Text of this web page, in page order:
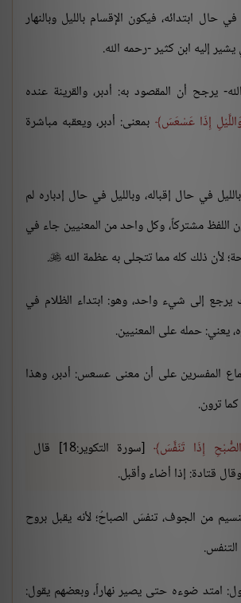
حال ابتدائه، فيكون الإقسام بالليل وبالنهار
إليه ابن كثير -رحمه الله.
يرجح أن المقصود به: أدبر، والقرينة عنده
إِذَا عَسْعَسَ بمعنى: أدبر، ويعقبه مباشرة
في حال إقباله، وبالليل في حال إدباره لم
اللفظ مشتركاً، وكل واحد من المعنيين جاء في
لأن ذلك كله مما تتجلى به عظمة الله 
.
يرجع إلى شيء واحد، وهو: ابتداء الظلام في
يعني: حمله على المعنيين.
المفسرين على أن معنى عسعس: أدبر، وهذا
ترون.
إِذَا تَنَفَّسَ
[سورة التكوير:18] قال
قتادة: إذا أضاء وأقبل.
من الجوف، تنفسَ الصباحُ؛ لأنه يقبل بروح
امتد ضوءه حتى يصير نهاراً، وبعضهم يقول: